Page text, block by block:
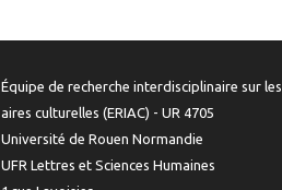
Équipe de recherche interdisciplinaire sur les
aires culturelles (ERIAC) - UR 4705
Université de Rouen Normandie
UFR Lettres et Sciences Humaines